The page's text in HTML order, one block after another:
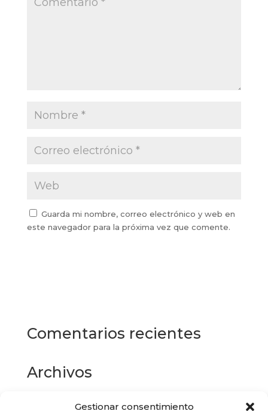
Gestionar consentimiento
Guarda mi nombre, correo electrónico y web en
este navegador para la próxima vez que comente.
Comentarios recientes
Archivos